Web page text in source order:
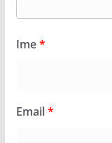
Ime*
Email*